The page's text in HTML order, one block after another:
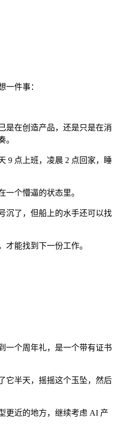
一件事：
是在创造产品，还是只是在消
。
9 点上班，凌晨 2 点回家，睡
一个懵逼的状态里。
沉了，但船上的水手还可以找
才能找到下一份工作。
一个周年礼，是一个带有证书
它半天，摇摇这个玉坠，然后
更近的地方，继续考虑 AI 产